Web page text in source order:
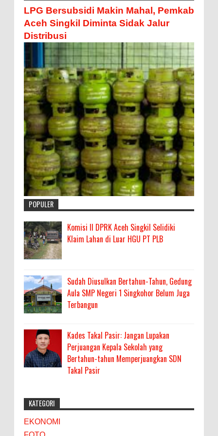
LPG Bersubsidi Makin Mahal, Pemkab
Aceh Singkil Diminta Sidak Jalur
Distribusi
POPULER
Komisi II DPRK Aceh Singkil Selidiki
Klaim Lahan di Luar HGU PT PLB
Sudah Diusulkan Bertahun-Tahun, Gedung
Aula SMP Negeri 1 Singkohor Belum Juga
Terbangun
Kades Takal Pasir: Jangan Lupakan
Perjuangan Kepala Sekolah yang
Bertahun-tahun Memperjuangkan SDN
Takal Pasir
KATEGORI
EKONOMI